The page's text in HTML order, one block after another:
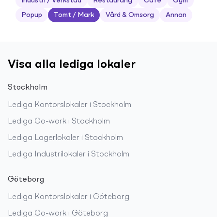
Popup Tomt / Mark Vård & Omsorg Annan
Visa alla lediga lokaler
Stockholm
Lediga Kontorslokaler i Stockholm
Lediga Co-work i Stockholm
Lediga Lagerlokaler i Stockholm
Lediga Industrilokaler i Stockholm
Göteborg
Lediga Kontorslokaler i Göteborg
Lediga Co-work i Göteborg